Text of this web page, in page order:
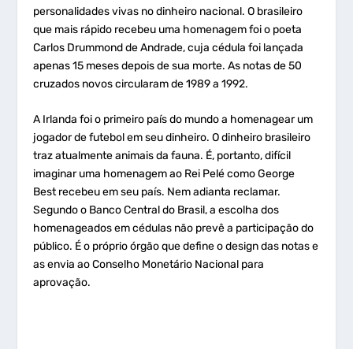
personalidades vivas no dinheiro nacional. O brasileiro
que mais rápido recebeu uma homenagem foi o poeta
Carlos Drummond de Andrade, cuja cédula foi lançada
apenas 15 meses depois de sua morte. As notas de 50
cruzados novos circularam de 1989 a 1992.
A Irlanda foi o primeiro país do mundo a homenagear um
jogador de futebol em seu dinheiro. O dinheiro brasileiro
traz atualmente animais da fauna. É, portanto, difícil
imaginar uma homenagem ao Rei Pelé como George
Best recebeu em seu país. Nem adianta reclamar.
Segundo o Banco Central do Brasil, a escolha dos
homenageados em cédulas não prevê a participação do
público. É o próprio órgão que define o design das notas e
as envia ao Conselho Monetário Nacional para
aprovação.